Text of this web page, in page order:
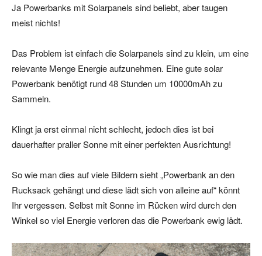
Ja Powerbanks mit Solarpanels sind beliebt, aber taugen
meist nichts!
Das Problem ist einfach die Solarpanels sind zu klein, um eine
relevante Menge Energie aufzunehmen. Eine gute solar
Powerbank benötigt rund 48 Stunden um 10000mAh zu
Sammeln.
Klingt ja erst einmal nicht schlecht, jedoch dies ist bei
dauerhafter praller Sonne mit einer perfekten Ausrichtung!
So wie man dies auf viele Bildern sieht „Powerbank an den
Rucksack gehängt und diese lädt sich von alleine auf“ könnt
Ihr vergessen. Selbst mit Sonne im Rücken wird durch den
Winkel so viel Energie verloren das die Powerbank ewig lädt.